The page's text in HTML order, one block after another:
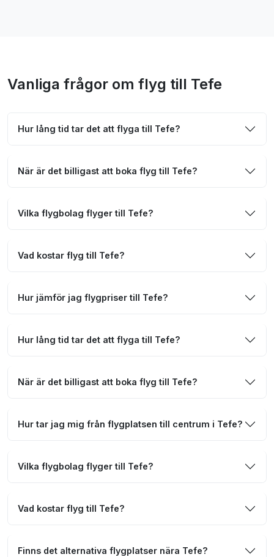
Vanliga frågor om flyg till Tefe
Hur lång tid tar det att flyga till Tefe?
När är det billigast att boka flyg till Tefe?
Vilka flygbolag flyger till Tefe?
Vad kostar flyg till Tefe?
Hur jämför jag flygpriser till Tefe?
Hur lång tid tar det att flyga till Tefe?
När är det billigast att boka flyg till Tefe?
Hur tar jag mig från flygplatsen till centrum i Tefe?
Vilka flygbolag flyger till Tefe?
Vad kostar flyg till Tefe?
Finns det alternativa flygplatser nära Tefe?